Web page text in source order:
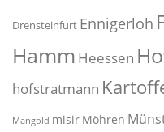
Drensteinfurt Ennigerloh
Hamm Heessen
hofstratmann
Mangold misir Möhren